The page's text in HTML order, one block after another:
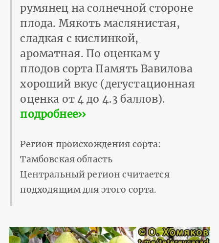
румянец на солнечной стороне
плода. Мякоть маслянистая,
сладкая с кислинкой,
ароматная. По оценкам у
плодов сорта Память Вавилова
хороший вкус (дегустационная
оценка от 4 до 4.3 баллов).
подробнее››
Регион происхождения сорта:
Тамбовская область
Центральный регион считается
подходящим для этого сорта.